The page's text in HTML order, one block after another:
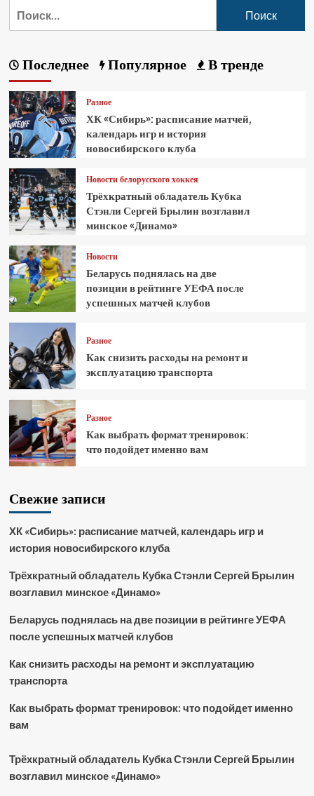
Последнее Популярное В тренде
Разное
ХК «Сибирь»: расписание матчей,
календарь игр и история
новосибирского клуба
Новости белорусского хоккея
Трёхкратный обладатель Кубка
Стэнли Сергей Брылин возглавил
минское «Динамо»
Новости
Беларусь поднялась на две
позиции в рейтинге УЕФА после
успешных матчей клубов
Разное
Как снизить расходы на ремонт и
эксплуатацию транспорта
Разное
Как выбрать формат тренировок:
что подойдет именно вам
Свежие записи
ХК «Сибирь»: расписание матчей, календарь игр и
история новосибирского клуба
Трёхкратный обладатель Кубка Стэнли Сергей Брылин
возглавил минское «Динамо»
Беларусь поднялась на две позиции в рейтинге УЕФА
после успешных матчей клубов
Как снизить расходы на ремонт и эксплуатацию
транспорта
Как выбрать формат тренировок: что подойдет именно
вам
Трёхкратный обладатель Кубка Стэнли Сергей Брылин
возглавил минское «Динамо»